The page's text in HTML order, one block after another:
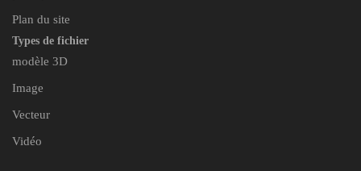
Plan du site
Types de fichier
modèle 3D
Image
Vecteur
Vidéo